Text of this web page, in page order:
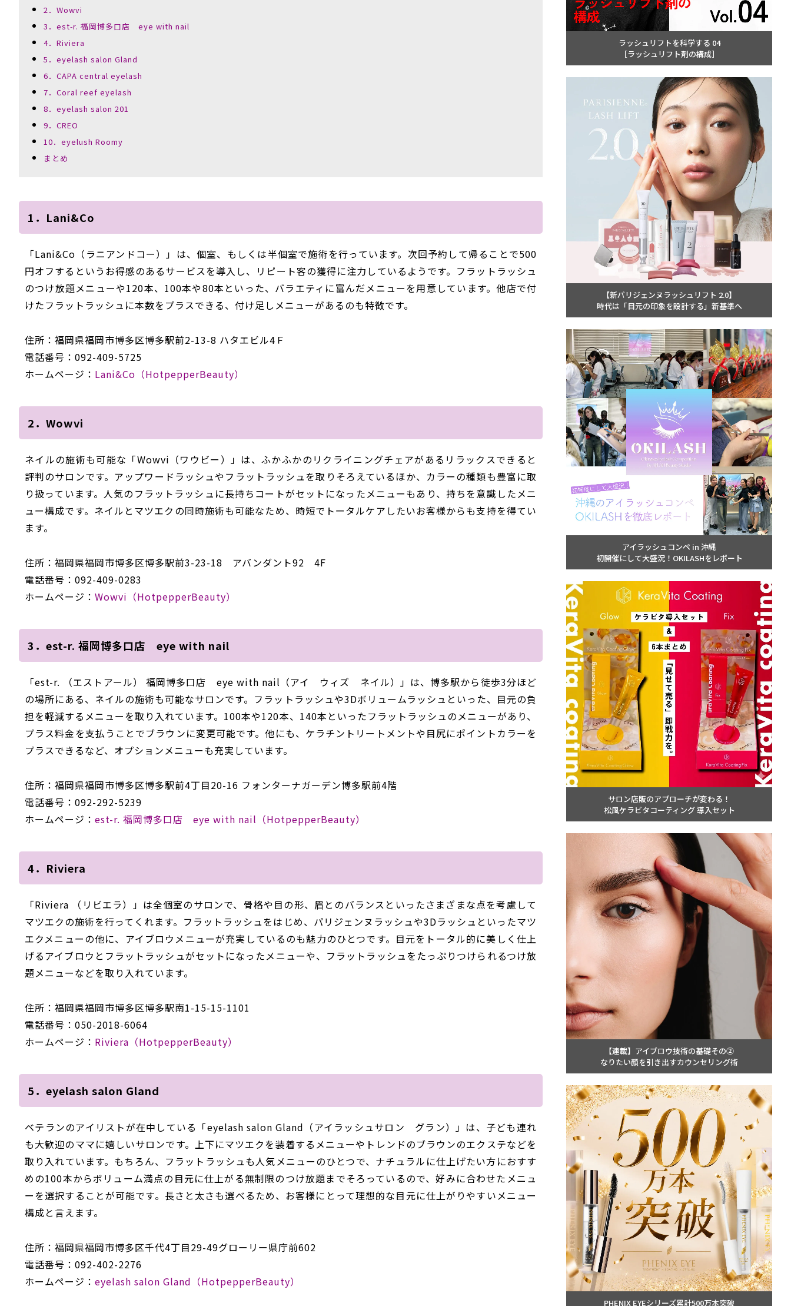
2．Wowvi
3．est-r. 福岡博多口店 eye with nail
4．Riviera
5．eyelash salon Gland
6．CAPA central eyelash
7．Coral reef eyelash
8．eyelash salon 201
9．CREO
10．eyelush Roomy
まとめ
1．Lani&Co
「Lani&Co（ラニアンドコー）」は、個室、もしくは半個室で施術を行っています。次回予約して帰ることで500
円オフするというお得感のあるサービスを導入し、リピート客の獲得に注力しているようです。フラットラッシュ
のつけ放題メニューや120本、100本や80本といった、バラエティに富んだメニューを用意しています。他店で付
けたフラットラッシュに本数をプラスできる、付け足しメニューがあるのも特徴です。
住所：福岡県福岡市博多区博多駅前2-13-8 ハタエビル4Ｆ
電話番号：092-409-5725
ホームページ： Lani&Co（HotpepperBeauty）
2．Wowvi
ネイルの施術も可能な「Wowvi（ワウビー）」は、ふかふかのリクライニングチェアがあるリラックスできると
評判のサロンです。アップワードラッシュやフラットラッシュを取りそろえているほか、カラーの種類も豊富に取
り扱っています。人気のフラットラッシュに長持ちコートがセットになったメニューもあり、持ちを意識したメニ
ュー構成です。ネイルとマツエクの同時施術も可能なため、時短でトータルケアしたいお客様からも支持を得てい
ます。
住所：福岡県福岡市博多区博多駅前3-23-18 アバンダント92 4F
電話番号：092-409-0283
ホームページ： Wowvi（HotpepperBeauty）
3．est-r. 福岡博多口店 eye with nail
「est-r. （エストアール） 福岡博多口店 eye with nail（アイ ウィズ ネイル）」は、博多駅から徒歩3分ほど
の場所にある、ネイルの施術も可能なサロンです。フラットラッシュや3Dボリュームラッシュといった、目元の負
担を軽減するメニューを取り入れています。100本や120本、140本といったフラットラッシュのメニューがあり、
プラス料金を支払うことでブラウンに変更可能です。他にも、ケラチントリートメントや目尻にポイントカラーを
プラスできるなど、オプションメニューも充実しています。
住所：福岡県福岡市博多区博多駅前4丁目20-16 フォンターナガーデン博多駅前4階
電話番号：092-292-5239
ホームページ： est-r. 福岡博多口店 eye with nail（HotpepperBeauty）
4．Riviera
「Riviera （リビエラ）」は全個室のサロンで、骨格や目の形、眉とのバランスといったさまざまな点を考慮して
マツエクの施術を行ってくれます。フラットラッシュをはじめ、パリジェンヌラッシュや3Dラッシュといったマツ
エクメニューの他に、アイブロウメニューが充実しているのも魅力のひとつです。目元をトータル的に美しく仕上
げるアイブロウとフラットラッシュがセットになったメニューや、フラットラッシュをたっぷりつけられるつけ放
題メニューなどを取り入れています。
住所：福岡県福岡市博多区博多駅南1-15-15-1101
電話番号：050-2018-6064
ホームページ： Riviera（HotpepperBeauty）
5．eyelash salon Gland
ベテランのアイリストが在中している「eyelash salon Gland（アイラッシュサロン グラン）」は、子ども連れ
も大歓迎のママに嬉しいサロンです。上下にマツエクを装着するメニューやトレンドのブラウンのエクステなどを
取り入れています。もちろん、フラットラッシュも人気メニューのひとつで、ナチュラルに仕上げたい方におすす
めの100本からボリューム満点の目元に仕上がる無制限のつけ放題までそろっているので、好みに合わせたメニュ
ーを選択することが可能です。長さと太さも選べるため、お客様にとって理想的な目元に仕上がりやすいメニュー
構成と言えます。
住所：福岡県福岡市博多区千代4丁目29-49グローリー県庁前602
電話番号：092-402-2276
ホームページ： eyelash salon Gland（HotpepperBeauty）
ラッシュリフトを科学する 04
［ラッシュリフト剤の構成］
【新パリジェンヌラッシュリフト 2.0】
時代は「目元の印象を設計する」新基準へ
アイラッシュコンペ in 沖縄
初開催にして大盛況！OKILASHをレポート
サロン店販のアプローチが変わる！
松風ケラビタコーティング 導入セット
【連載】アイブロウ技術の基礎その②
なりたい顔を引き出すカウンセリング術
PHENIX EYEシリーズ累計500万本突破